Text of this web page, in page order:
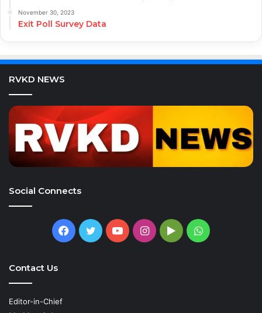
November 30, 2023
Exit Poll Survey Data
RVKD NEWS
Social Connects
Facebook
TwitterYouTubeInstagram
GoogleWhatsApp
Contact Us
Editor-in-Chief